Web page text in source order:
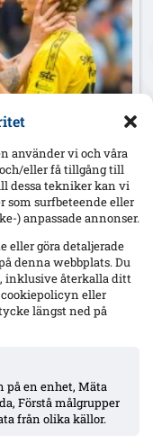
använder vi och våra
eller få tillgång till
dessa tekniker kan vi
som surfbeteende eller
) anpassade annonser.
eller göra detaljerade
denna webbplats. Du
inklusive återkalla ditt
eller
längst ned på
en enhet, Mäta
Förstå målgrupper
från olika källor.
första förlust; akut
2–1 mot Malmö FF.
och sårbara